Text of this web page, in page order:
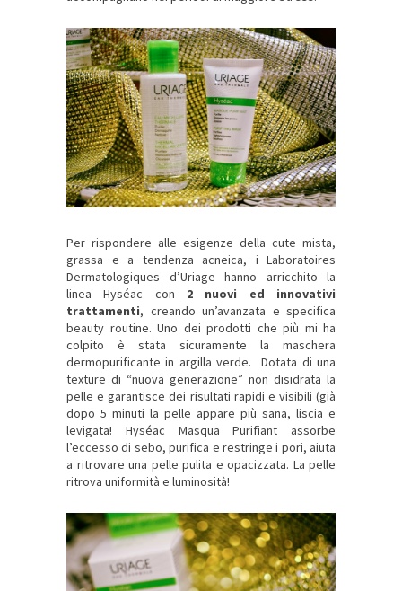
Per rispondere alle esigenze della cute mista,
grassa e a tendenza acneica, i Laboratoires
Dermatologiques d’Uriage hanno arricchito la
linea Hyséac con 2 nuovi ed innovativi
trattamenti, creando un’avanzata e specifica
beauty routine. Uno dei prodotti che più mi ha
colpito è stata sicuramente la maschera
dermopurificante in argilla verde. Dotata di una
texture di “nuova generazione” non disidrata la
pelle e garantisce dei risultati rapidi e visibili (già
dopo 5 minuti la pelle appare più sana, liscia e
levigata! Hyséac Masqua Purifiant assorbe
l’eccesso di sebo, purifica e restringe i pori, aiuta
a ritrovare una pelle pulita e opacizzata. La pelle
ritrova uniformità e luminosità!